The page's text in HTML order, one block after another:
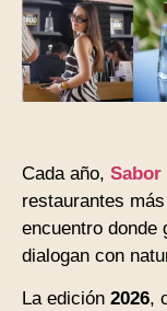
Cada año, Sabor
restaurantes
encuentro donde
dialogan con
La edición 2026,